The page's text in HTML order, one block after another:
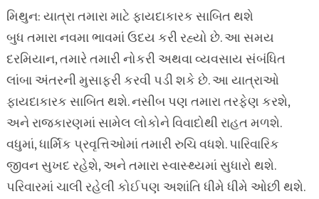
મિથુન: યાત્રા તમારા માટે ફાયદાકારક સાબિત થશે
બુધ તમારા નવમા ભાવમાં ઉદય કરી રહ્યો છે. આ સમય
દરમિયાન, તમારે તમારી નોકરી અથવા વ્યવસાય સંબંધિત
લાંબા અંતરની મુસાફરી કરવી પડી શકે છે. આ યાત્રાઓ
ફાયદાકારક સાબિત થશે. નસીબ પણ તમારા તરફેણ કરશે,
અને રાજકારણમાં સામેલ લોકોને વિવાદોથી રાહત મળશે.
વધુમાં, ધાર્મિક પ્રવૃત્તિઓમાં તમારી રુચિ વધશે. પારિવારિક
જીવન સુખદ રહેશે, અને તમારા સ્વાસ્થ્યમાં સુધારો થશે.
પરિવારમાં ચાલી રહેલી કોઈપણ અશાંતિ ધીમે ધીમે ઓછી થશે.